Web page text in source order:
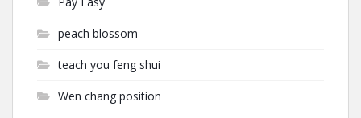
peach blossom
teach you feng shui
Wen chang position